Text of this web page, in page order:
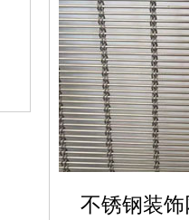
不锈钢装饰